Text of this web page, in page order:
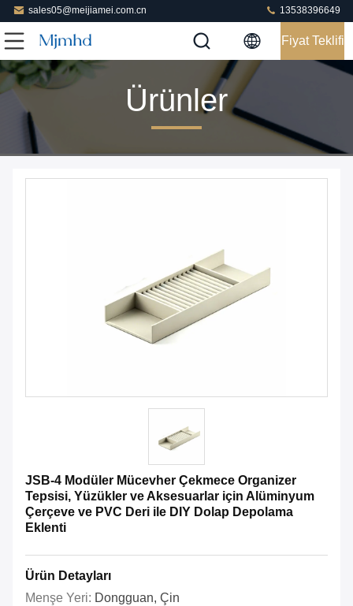
sales05@meijiamei.com.cn 13538396649
Fiyat Teklifi
Ürünler
JSB-4 Modüler Mücevher Çekmece Organizer
Tepsisi, Yüzükler ve Aksesuarlar için Alüminyum
Çerçeve ve PVC Deri ile DIY Dolap Depolama
Eklenti
Ürün Detayları
Menşe Yeri: Dongguan, Çin